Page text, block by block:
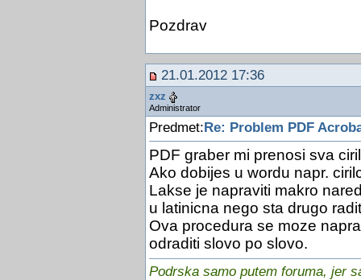
Pozdrav
21.01.2012 17:36
zxz
Administrator
Predmet:Re: Problem PDF
PDF graber mi prenosi sva
Ako dobijes u wordu napr.
Lakse je napraviti makro
u latinicna nego sta drugo
Ova procedura se moze
odraditi slovo po slovo.
Podrska samo putem foruma, jer